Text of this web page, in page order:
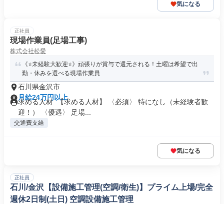
気になる
正社員
現場作業員(足場工事)
株式会社松愛
《⭐未経験大歓迎⭐》頑張りが賞与で還元される！土曜は希望で出
勤・休みを選べる現場作業員
石川県金沢市
月給24万円以上
求める人材: 【求める人材】 〈必須〉 特になし（未経験者歓
迎！） 〈優遇〉 足場...
交通費支給
気になる
正社員
石川/金沢【設備施工管理(空調/衛生)】プライム上場/完全
週休2日制(土日) 空調設備施工管理